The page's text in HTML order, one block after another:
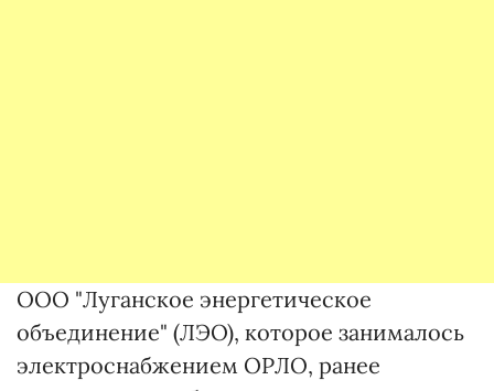
ООО "Луганское энергетическое
объединение" (ЛЭО), которое занималось
электроснабжением ОРЛО, ранее